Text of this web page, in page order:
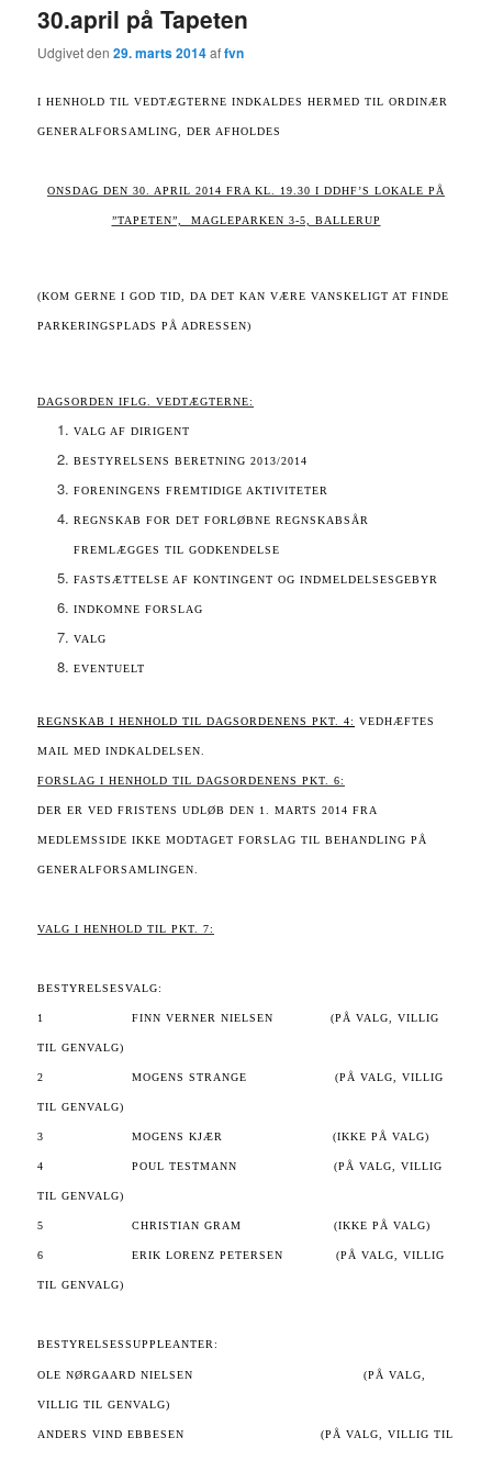
30.april på Tapeten
Udgivet den29. marts 2014affvn
I HENHOLD TIL VEDTÆGTERNE INDKALDES HERMED TIL ORDINÆR
GENERALFORSAMLING, DER AFHOLDES
ONSDAG DEN 30. APRIL 2014 FRA KL. 19.30 I DDHF’S LOKALE PÅ
”TAPETEN”, MAGLEPARKEN 3-5, BALLERUP
(KOM GERNE I GOD TID, DA DET KAN VÆRE VANSKELIGT AT FINDE
PARKERINGSPLADS PÅ ADRESSEN)
DAGSORDEN IFLG. VEDTÆGTERNE:
VALG AF DIRIGENT
BESTYRELSENS BERETNING 2013/2014
FORENINGENS FREMTIDIGE AKTIVITETER
REGNSKAB FOR DET FORLØBNE REGNSKABSÅR
FREMLÆGGES TIL GODKENDELSE
FASTSÆTTELSE AF KONTINGENT OG INDMELDELSESGEBYR
INDKOMNE FORSLAG
VALG
EVENTUELT
REGNSKAB I HENHOLD TIL DAGSORDENENS PKT. 4: VEDHÆFTES
MAIL MED INDKALDELSEN.
FORSLAG I HENHOLD TIL DAGSORDENENS PKT. 6:
DER ER VED FRISTENS UDLØB DEN 1. MARTS 2014 FRA
MEDLEMSSIDE IKKE MODTAGET FORSLAG TIL BEHANDLING PÅ
GENERALFORSAMLINGEN.
VALG I HENHOLD TIL PKT. 7:
BESTYRELSESVALG:
1 FINN VERNER NIELSEN (PÅ VALG, VILLIG
TIL GENVALG)
2 MOGENS STRANGE (PÅ VALG, VILLIG
TIL GENVALG)
3 MOGENS KJÆR (IKKE PÅ VALG)
4 POUL TESTMANN (PÅ VALG, VILLIG
TIL GENVALG)
5 CHRISTIAN GRAM (IKKE PÅ VALG)
6 ERIK LORENZ PETERSEN (PÅ VALG, VILLIG
TIL GENVALG)
BESTYRELSESSUPPLEANTER:
OLE NØRGAARD NIELSEN (PÅ VALG,
VILLIG TIL GENVALG)
ANDERS VIND EBBESEN (PÅ VALG, VILLIG TIL